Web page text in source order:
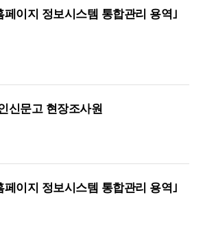
페이지 정보시스템 통합관리 용역｣
신문고 현장조사원
페이지 정보시스템 통합관리 용역｣